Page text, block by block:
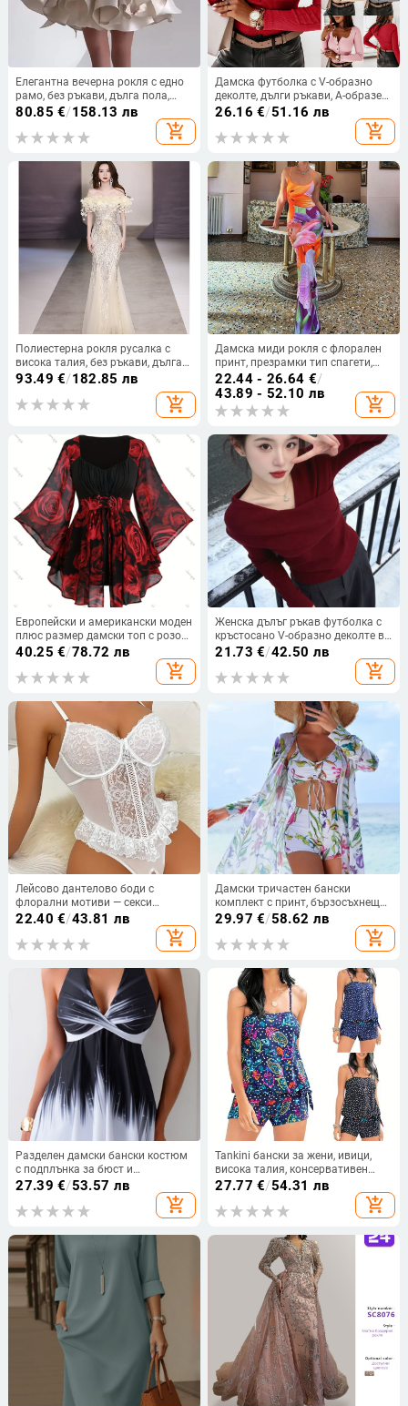
Елегантна вечерна рокля с едно
рамо, без ръкави, дълга пола,
вискозен плат 70–80%,
80.85 €/158.13 лв
add_shopping_cart
Дамска футболка с V-образно
деколте, дълги ръкави, А-образен
силует, памучна материя
26.16 €/51.16 лв
add_shopping_cart
Полиестерна рокля русалка с
висока талия, без ръкави, дълга
пола
93.49 €/182.85 лв
add_shopping_cart
Дамска миди рокля с флорален
принт, презрамки тип спагети,
без ръкави, U-образно деколте,
талия в средата
22.44 - 26.64 €/
43.89 - 52.10 лв
add_shopping_cart
Европейски и американски моден
плюс размер дамски топ с розов
принт и шнур, неправилен ръкав
прилеп, средна дължина за жени,
за да изглеждат стройни
40.25 €/78.72 лв
add_shopping_cart
Женска дълъг ръкав футболка с
кръстосано V-образно деколте в
корейски стил, slim fit, топла
базова дреха за пролетно–
есенен и зимен сезон
21.73 €/42.50 лв
add_shopping_cart
Лейсово дантелово боди с
флорални мотиви — секси
прозрачно тяло, дълбок V гръб и
открит чат; полиестер 95–100%,
тънък материал 121–140 г/m2,
22.40 €/43.81 лв
add_shopping_cart
Дамски тричастен бански
комплект с принт, бързосъхнещ
полиестер със спандекс
(82%/18%), подплънки за бюст
29.97 €/58.62 лв
add_shopping_cart
Разделен дамски бански костюм
с подплънка за бюст и
завързване, принт, полиестер,
27.39 €/53.57 лв
add_shopping_cart
Tankini бански за жени, ивици,
висока талия, консервативен
дизайн; подплата в чашката без
метална опора; полиестер 85%,
подплата 15% спандекс; без
27.77 €/54.31 лв
add_shopping_cart